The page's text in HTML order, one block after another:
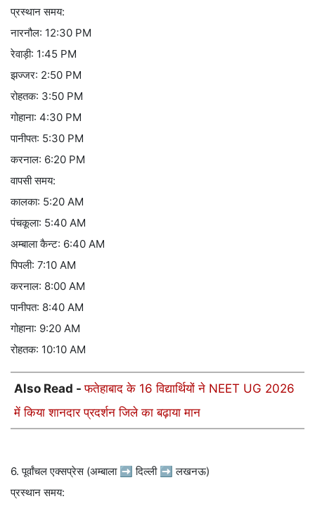
प्रस्थान समय:
नारनौल: 12:30 PM
रेवाड़ी: 1:45 PM
झज्जर: 2:50 PM
रोहतक: 3:50 PM
गोहाना: 4:30 PM
पानीपत: 5:30 PM
करनाल: 6:20 PM
वापसी समय:
कालका: 5:20 AM
पंचकूला: 5:40 AM
अम्बाला कैन्ट: 6:40 AM
पिपली: 7:10 AM
करनाल: 8:00 AM
पानीपत: 8:40 AM
गोहाना: 9:20 AM
रोहतक: 10:10 AM
Also Read -फतेहाबाद के 16 विद्यार्थियों ने NEET UG 2026
में किया शानदार प्रदर्शन जिले का बढ़ाया मान
6. पूर्वांचल एक्सप्रेस (अम्बाला ➡ दिल्ली ➡ लखनऊ)
प्रस्थान समय: